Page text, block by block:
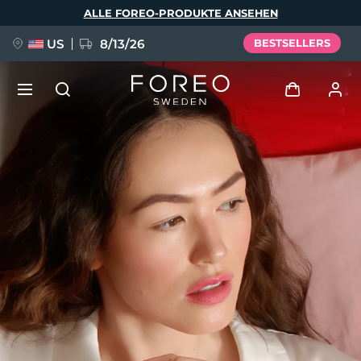
ALLE FOREO-PRODUKTE ANSEHEN
US 8/13/26 BESTSELLERS
Anmelden
Benutzerkonto
Meine Geräte
Meine Bestellungen
Meine Adressen
Meine Abonnements
FAQ™ Pure Beauty-Tech Elixir
BREAKING NEWS
issa™ Teeth Whitening Set
Sprache
English Deutsch
Español
Français
Português
Polski
Svenska
Русский
Türkçe
简体中文 繁體中文